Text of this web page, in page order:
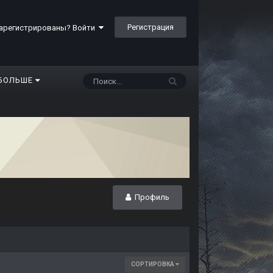
Войти Регистрация
Профиль
СОРТИРОВКА